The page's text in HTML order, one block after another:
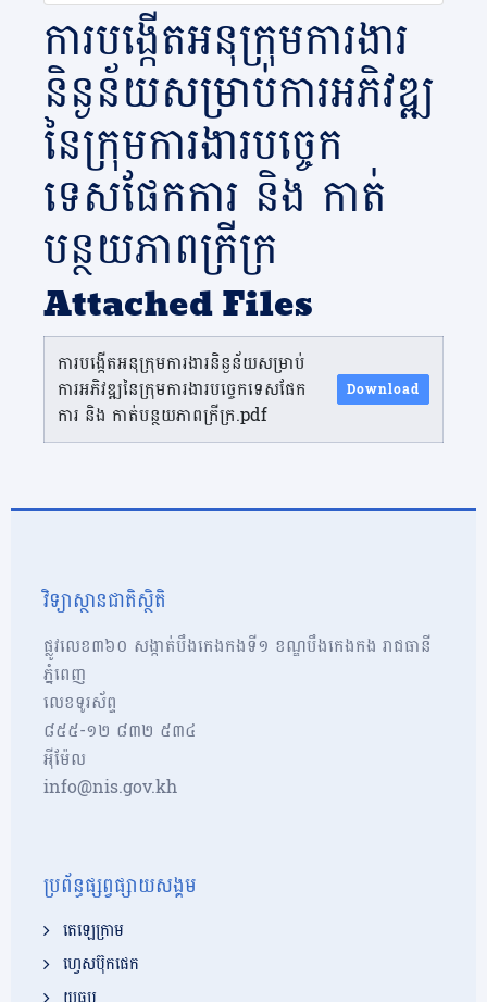
ការបង្កេីតអនុក្រុមការងារ
និន្ងន័យសម្រាប់ការអភិវឌ្ឍ
នៃក្រុមការងារបចេ្ចក
ទេសផែកការ និង កាត់
បន្ថយភាពក្រីក្រ
Attached Files
ការបង្កេីតអនុក្រុមការងារនិន្ងន័យសម្រាប់
ការអភិវឌ្ឍនៃក្រុមការងារបចេ្ចកទេសផែក
ការ និង កាត់បន្ថយភាពក្រីក្រ.pdf
Download
វិទ្យាស្ថានជាតិស្ថិតិ
ផ្លូវលេខ៣៦០ សង្កាត់បឹងកេងកងទី១ ខណ្ឌបឹងកេងកង រាជធានី
ភ្នំពេញ
លេខទូរស័ព្ទ
៨៥៥-១២​​ ៨៣២ ៥៣៤
អុីម៉ែល
info@nis.gov.kh
ប្រព័ន្ធផ្សព្វផ្សាយសង្គម
តេឡេក្រាម
ហ្វេសប៊ុកផេក